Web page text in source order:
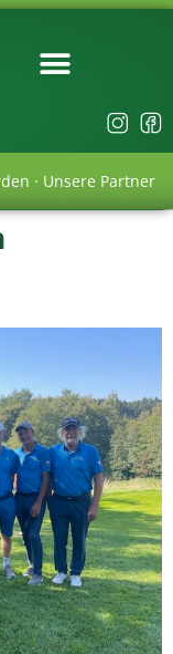
· Unsere Partner